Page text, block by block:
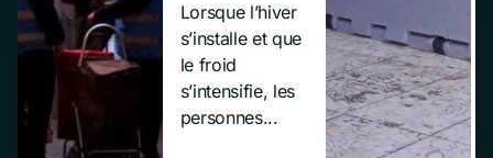
Lorsque l’hiver
s’installe et que
le froid
s’intensifie, les
personnes...